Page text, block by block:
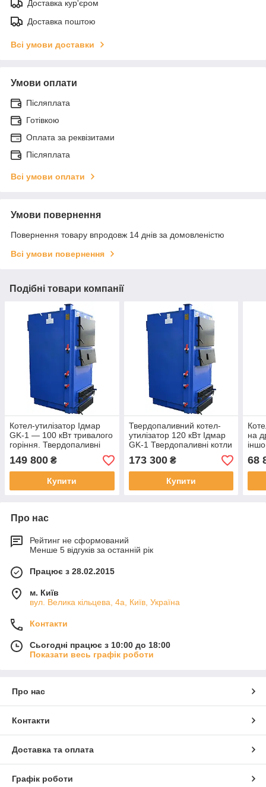
Доставка кур'єром
Доставка поштою
Всі умови доставки
Умови оплати
Післяплата
Готівкою
Оплата за реквізитами
Післяплата
Всі умови оплати
Умови повернення
Повернення товару впродовж 14 днів за домовленістю
Всі умови повернення
Подібні товари компанії
Котел-утилізатор Ідмар
GK-1 — 100 кВт тривалого
горіння. Твердопаливні
котли 100 кВт
149 800 ₴
Купити
Твердопаливний котел-
утилізатор 120 кВт Ідмар
GK-1 Твердопаливні котли
тривалого горіння
173 300₴
Купити
на
68
Про нас
Рейтинг не сформований
Менше 5 відгуків за останній рік
Працює з 28.02.2015
м. Київ
вул. Велика кільцева, 4а, Київ, Україна
Контакти
Сьогодні працює з 10:00 до 18:00
Показати весь графік роботи
Про нас
Контакти
Доставка та оплата
Графік роботи